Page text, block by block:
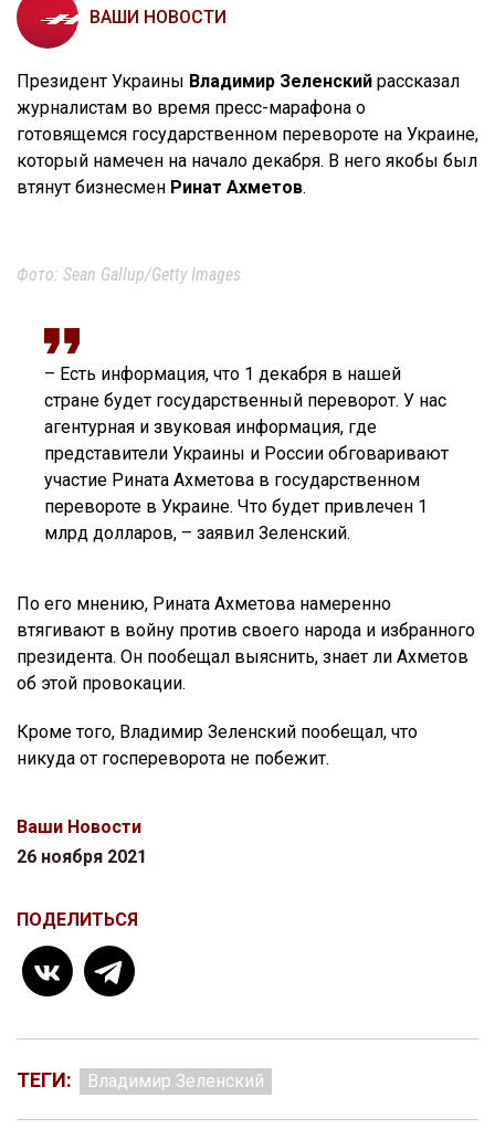
ВАШИ НОВОСТИ
Президент Украины Владимир Зеленский рассказал
журналистам во время пресс-марафона о
готовящемся государственном перевороте на Украине,
который намечен на начало декабря. В него якобы был
втянут бизнесмен Ринат Ахметов.
Фото: Sean Gallup/Getty Images
– Есть информация, что 1 декабря в нашей
стране будет государственный переворот. У нас
агентурная и звуковая информация, где
представители Украины и России обговаривают
участие Рината Ахметова в государственном
перевороте в Украине. Что будет привлечен 1
млрд долларов, – заявил Зеленский.
По его мнению, Рината Ахметова намеренно
втягивают в войну против своего народа и избранного
президента. Он пообещал выяснить, знает ли Ахметов
об этой провокации.
Кроме того, Владимир Зеленский пообещал, что
никуда от госпереворота не побежит.
Ваши Новости
26 ноября 2021
ПОДЕЛИТЬСЯ
ТЕГИ: Владимир Зеленский